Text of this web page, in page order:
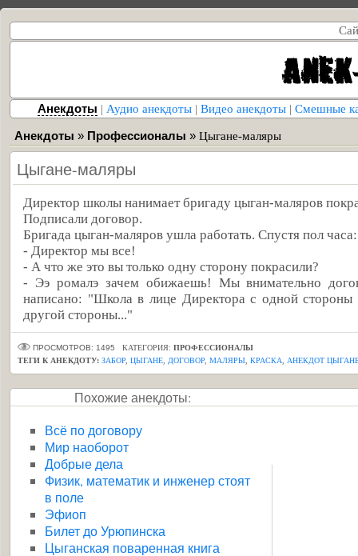
Анекдоты | Аудио анекдоты | Видео анекдоты | Смешные
Анекдоты » Профессионалы » Цыгане-маляры
Цыгане-маляры
Директор школы нанимает бригаду цыган-маляров
Подписали договор.
Бригада цыган-маляров ушла работать. Спустя пол часа:
- Директор мы все!
- А что же это вы только одну сторону покрасили?
- Ээ ромалэ зачем обижаешь! Мы внимательно
написано: "Школа в лице Директора с одной стороны
другой стороны..."
ПРОСМОТРОВ: 1495 КАТЕГОРИЯ: ПРОФЕССИОНАЛЫ
ТЕГИ К АНЕКДОТУ: ЗАБОР ЦЫГАНЕ ДОГОВОР МАЛЯРЫ КРАСКА АНЕКДОТ
Похожие анекдоты:
Всё по договору
Мир наоборот
Добрые дела
Физик, математик и инженер стоят
в поле
Эфиоп
Билет до Урюпинска
Цыганская поваренная книга